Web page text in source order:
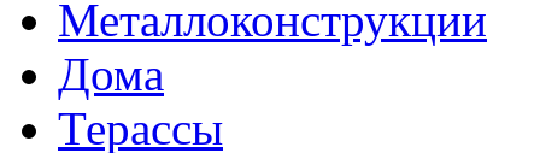
Металлоконструкции
Дома
Терассы